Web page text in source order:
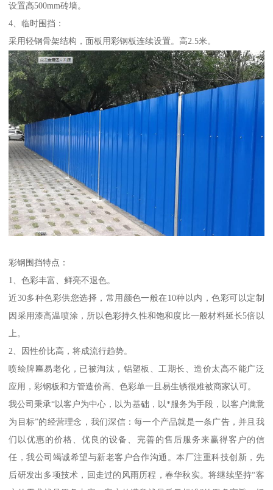
设置高500mm砖墙。
4、临时围挡：
采用轻钢骨架结构，面板用彩钢板连续设置。高2.5米。
彩钢围挡特点：
1、色彩丰富、鲜亮不退色。
近30多种色彩供您选择，常用颜色一般在10种以内，色彩可以定制
因采用漆高温喷涂，所以色彩持久性和饱和度比一般材料延长5倍以
上。
2、因性价比高，将成流行趋势。
喷绘牌匾易老化，已被淘汰，铝塑板、工期长、造价太高不能广泛
应用，彩钢板和方管造价高、色彩单一且易生锈很难被商家认可。
我公司秉承“以客户为中心，以为基础，以*服务为手段，以客户满意
为目标”的经营理念，我们深信：每一个产品就是一条广告，并且我
们以优惠的价格、优良的设备、完善的售后服务来赢得客户的信
任，我公司竭诚希望与新老客户合作沟通。本厂注重科技创新，先
后研发出多项技术，回走过的风雨历程，春华秋实。将继续坚持“客